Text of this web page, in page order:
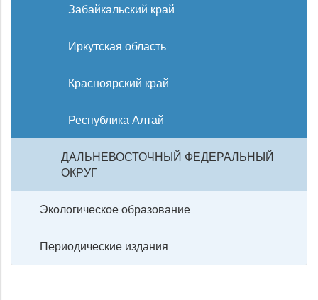
Забайкальский край
Иркутская область
Красноярский край
Республика Алтай
ДАЛЬНЕВОСТОЧНЫЙ ФЕДЕРАЛЬНЫЙ
ОКРУГ
Экологическое образование
Периодические издания